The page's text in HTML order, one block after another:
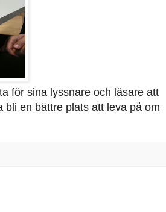
för sina lyssnare och läsare att
en bättre plats att leva på om